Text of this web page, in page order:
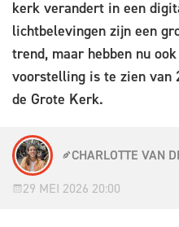
kerk verandert in een
lichtbelevingen zijn een
trend, maar hebben nu
voorstelling is te zien van
de Grote Kerk.
CHARLOTTE VAN
29 MEI 2026 20:00